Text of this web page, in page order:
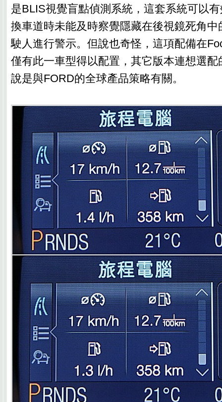
是BLIS視覺盲點偵測系統，這套系統可以
換車道時未能及時察覺隱藏在後視鏡死角
駛人進行警示。但說也奇怪，這項配備在
僅有此一車型得以配置，其它版本連想選
說是與FORD的全球產品策略有關。